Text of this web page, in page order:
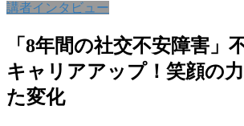
講者インタビュー
「8年間の社交不安障害」
キャリアアップ！笑顔の
た変化